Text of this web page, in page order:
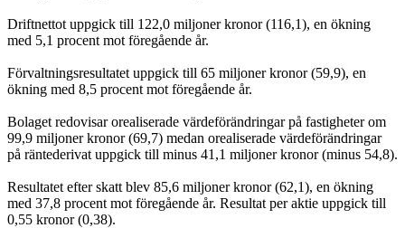
Driftnettot uppgick till 122,0 miljoner kronor (116,1), en ökning
med 5,1 procent mot föregående år.
Förvaltningsresultatet uppgick till 65 miljoner kronor (59,9), en
ökning med 8,5 procent mot föregående år.
Bolaget redovisar orealiserade värdeförändringar på fastigheter om
99,9 miljoner kronor (69,7) medan orealiserade värdeförändringar
på räntederivat uppgick till minus 41,1 miljoner kronor (minus 54,8).
Resultatet efter skatt blev 85,6 miljoner kronor (62,1), en ökning
med 37,8 procent mot föregående år. Resultat per aktie uppgick till
0,55 kronor (0,38).